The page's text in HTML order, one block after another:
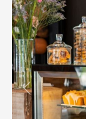
Previous